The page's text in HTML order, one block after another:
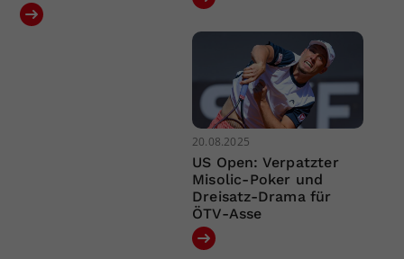
20.08.2025
US Open: Verpatzter
Misolic-Poker und
Dreisatz-Drama für
ÖTV-Asse